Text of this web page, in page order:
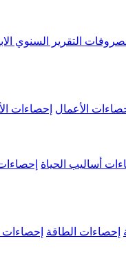
التقرير السنوي
الأعمال إحصاءات
أساليب الحياة
إحصاءات الطاقة إحصاءات